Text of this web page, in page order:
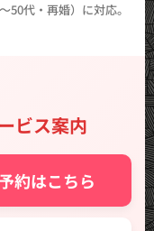
50代・再婚）に対応。
ビス案内
約はこちら